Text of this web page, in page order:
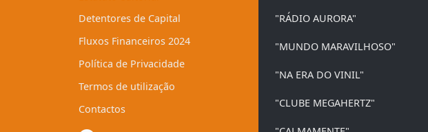
Detentores de Capital
Fluxos Financeiros 2024
Política de Privacidade
Termos de utilização
Contactos
"RÁDIO AURORA"
"MUNDO MARAVILHOSO"
"NA ERA DO VINIL"
"CLUBE MEGAHERTZ"